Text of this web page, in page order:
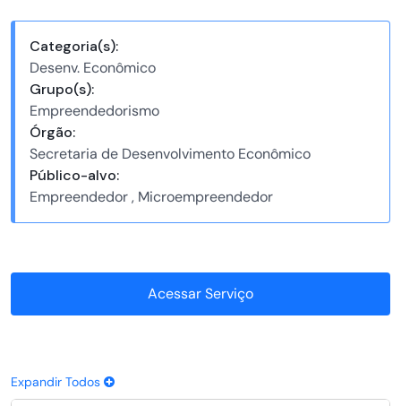
Categoria(s):
Desenv. Econômico
Grupo(s):
Empreendedorismo
Órgão:
Secretaria de Desenvolvimento Econômico
Público-alvo:
Empreendedor , Microempreendedor
Acessar Serviço
Expandir Todos